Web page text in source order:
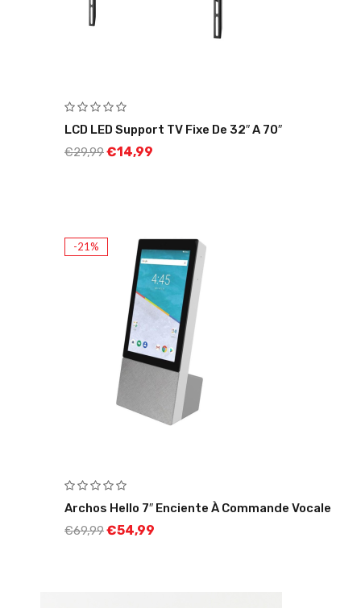
LCD LED Support TV Fixe De 32″ A 70″
€29,99€14,99
-21%
Archos Hello 7″ Enciente À Commande Vocale
€69,99€54,99